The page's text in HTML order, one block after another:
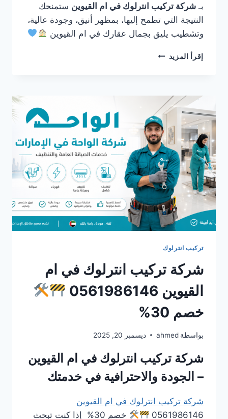
بـ شركة تركيب انترلوك في ام القيوين ستمنحك
النتيجة التي تطمح إليها، بمظهر أنيق، وجودة عالية،
وتشطيب يليق بجمال عقارك في ام القيوين
إقرأ المزيد شركة
ام
القيوين
0561986146
تركيب انترلوك
شركة تركيب انترلوك في ام
القيوين 0561986146
خصم 30%
بواسطة ahmed ديسمبر 20, 2025
شركة تركيب انترلوك في ام القيوين
– الجودة والاحترافية في خدمتك
شركة تركيب انترلوك في ام القيوين
0561986146
خصم 30% إذا كنت تبحث